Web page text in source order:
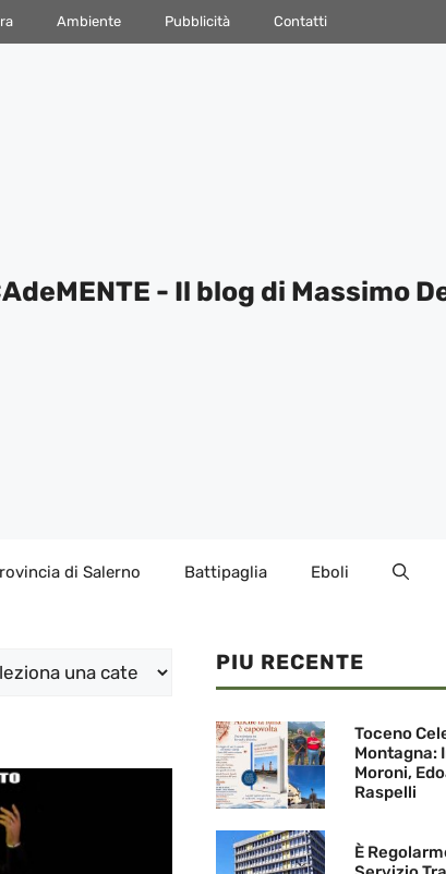
Ambiente Pubblicità Contatti
- Il blog di Massimo
di Salerno Battipaglia Eboli
PIU RECENTE
Toceno
Montagna:
Moroni,
Raspelli
È